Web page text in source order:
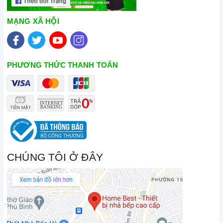
và không gặp bất kỳ khó khăn nào trong quá trình sử dụng
sản phẩm.
Vận chuyển lắp đặt nhanh chóng:
hành cùng quý khách trong quá trình mua sắm và sử dụng
sản phẩm.
Đến với Home Best, chúng tôi tự hào cung cấp đến khách hàng
đa dạng các dòngbếp từ Speliernổi tiếng, cam kết về chất
lượng và nguồn gốc sản phẩm chính hãng. Chúng tôi tự tin
mang đến cho quý khách hàng dịch vụ chăm sóc khách hàng
MẠNG XÃ HỘI
PHƯƠNG THỨC THANH TOÁN
CHÚNG TÔI Ở ĐÂY